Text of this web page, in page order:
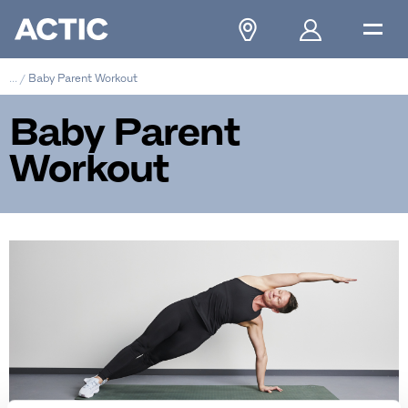
/ Baby Parent Workout
Baby Parent
Workout